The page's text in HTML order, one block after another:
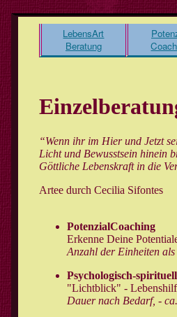
LebensArt
Beratung
“Wenn ihr im Hier und Jetzt
Licht und Bewusstsein hinein
Göttliche Lebenskraft in die
Artee durch Cecilia Sifontes
PotenzialCoaching
Erkenne Deine
Anzahl der Einheiten
Psychologisch-
"Lichtblick" -
Dauer nach Bedarf, -